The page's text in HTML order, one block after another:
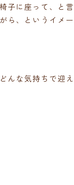
子に座って、と
ら、というイメー
んな気持ちで迎